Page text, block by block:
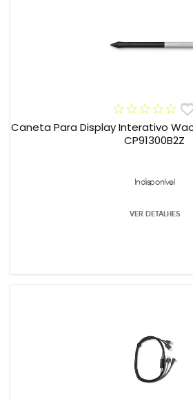
Caneta Para Display Interativo
CP91300B2Z
Indisponível
VER DETALHES